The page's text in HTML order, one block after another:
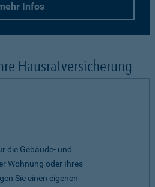
Infos
Hausratversicherung
die Gebäude- und
Wohnung oder Ihres
Sie einen eigenen